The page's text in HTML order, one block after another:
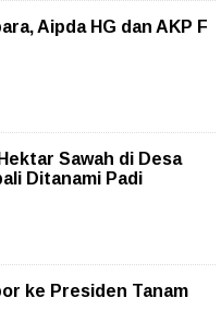
Aipda HG dan AKP F
Sawah di Desa
Ditanami Padi
ke Presiden Tanam